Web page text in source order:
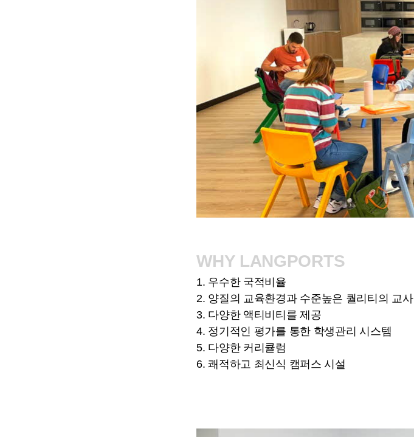
WHY LANGPORTS
1. 우수한 국적비율
2. 양질의 교육환경과 수준높은 퀄리티의 교사
3. 다양한 액티비티를 제공
4. 정기적인 평가를 통한 학생관리 시스템
5. 다양한 커리큘럼
6. 쾌적하고 최신식 캠퍼스 시설